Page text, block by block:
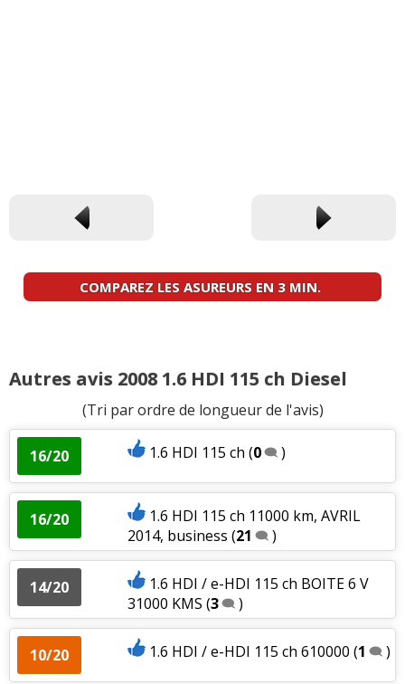
COMPAREZ LES ASUREURS EN 3 MIN.
Autres avis 2008 1.6 HDI 115 ch Diesel
(Tri par ordre de longueur de l'avis)
16/20 1.6 HDI 115 ch (0 )
16/20
1.6 HDI 115 ch 11000 km, AVRIL
2014, business (21 )
14/20
1.6 HDI / e-HDI 115 ch BOITE 6 V
31000 KMS (3 )
10/20 1.6 HDI / e-HDI 115 ch 610000 (1 )